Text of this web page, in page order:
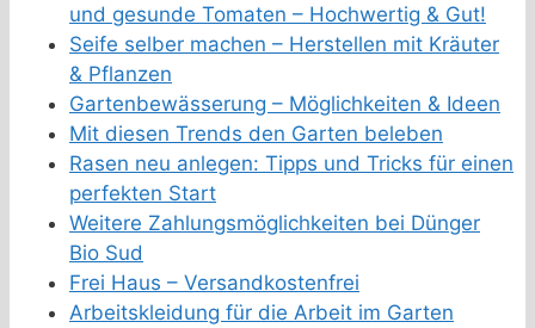
und gesunde Tomaten – Hochwertig & Gut!
Seife selber machen – Herstellen mit Kräuter
& Pflanzen
Gartenbewässerung – Möglichkeiten & Ideen
Mit diesen Trends den Garten beleben
Rasen neu anlegen: Tipps und Tricks für einen
perfekten Start
Weitere Zahlungsmöglichkeiten bei Dünger
Bio Sud
Frei Haus – Versandkostenfrei
Arbeitskleidung für die Arbeit im Garten